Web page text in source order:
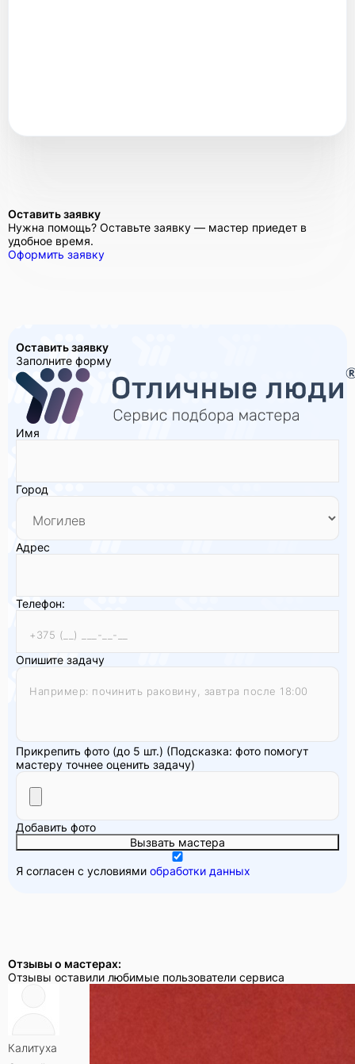
Оставить заявку
Нужна помощь? Оставьте заявку — мастер приедет в
удобное время.
Оформить заявку
Оставить заявку
Заполните форму
Имя
Город
Адрес
Телефон:
Опишите задачу
Прикрепить фото (до 5 шт.) (Подсказка: фото помогут
мастеру точнее оценить задачу)
Добавить фото
Вызвать мастера
Я согласен с условиями обработки данных
Отзывы о мастерах:
Отзывы оставили любимые пользователи сервиса
Калитуха